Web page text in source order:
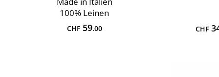
100% Leinen
CHF59.00 CHF